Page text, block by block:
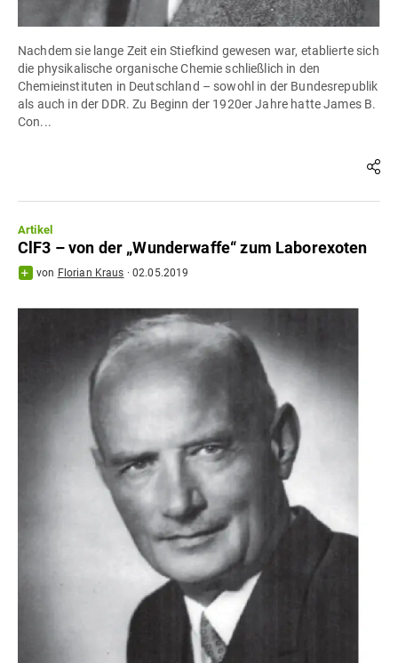
Nachdem sie lange Zeit ein Stiefkind gewesen war, etablierte sich
die physikalische organische Chemie schließlich in den
Chemieinstituten in Deutschland – sowohl in der Bundesrepublik
als auch in der DDR. Zu Beginn der 1920er Jahre hatte James B.
Con...
Artikel
ClF3 – von der „Wunderwaffe“ zum Laborexoten
von Florian Kraus ·02.05.2019